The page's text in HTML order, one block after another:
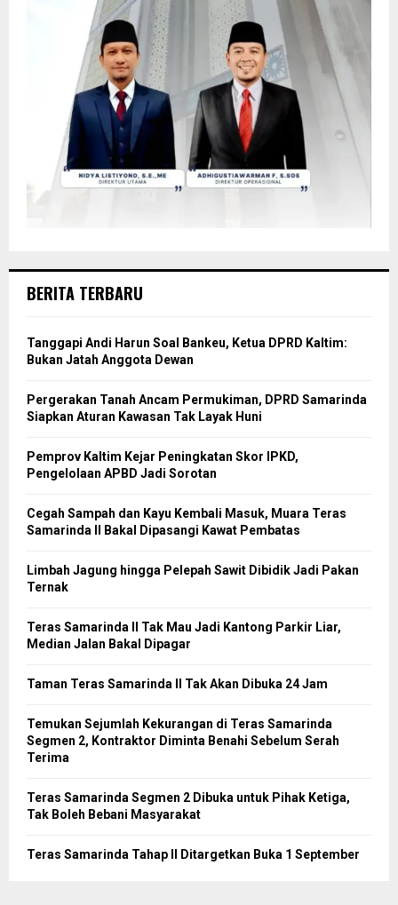
BERITA TERBARU
Tanggapi Andi Harun Soal Bankeu, Ketua DPRD Kaltim:
Bukan Jatah Anggota Dewan
Pergerakan Tanah Ancam Permukiman, DPRD Samarinda
Siapkan Aturan Kawasan Tak Layak Huni
Pemprov Kaltim Kejar Peningkatan Skor IPKD,
Pengelolaan APBD Jadi Sorotan
Cegah Sampah dan Kayu Kembali Masuk, Muara Teras
Samarinda II Bakal Dipasangi Kawat Pembatas
Limbah Jagung hingga Pelepah Sawit Dibidik Jadi Pakan
Ternak
Teras Samarinda II Tak Mau Jadi Kantong Parkir Liar,
Median Jalan Bakal Dipagar
Taman Teras Samarinda II Tak Akan Dibuka 24 Jam
Temukan Sejumlah Kekurangan di Teras Samarinda
Segmen 2, Kontraktor Diminta Benahi Sebelum Serah
Terima
Teras Samarinda Segmen 2 Dibuka untuk Pihak Ketiga,
Tak Boleh Bebani Masyarakat
Teras Samarinda Tahap II Ditargetkan Buka 1 September